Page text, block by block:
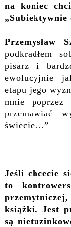
na koniec
„Subiektywnie
Przemysław
podkradłem
pisarz i
ewolucyjnie
etapu jego
mnie poprzez
przemawiać
świecie…”
Jeśli chcecie
to
książki. Jest
są